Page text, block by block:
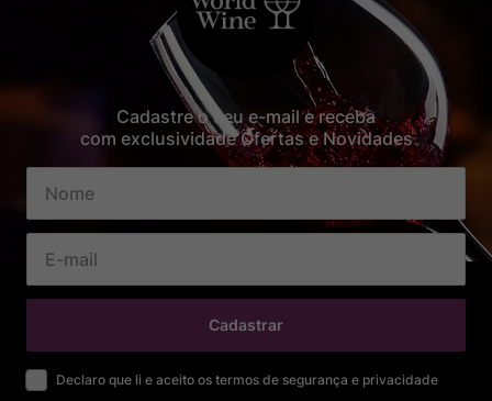
Cadastre o seu e-mail e receba
com exclusividade Ofertas e Novidades
Cadastrar
Declaro que li e aceito os termos de segurança e privacidade